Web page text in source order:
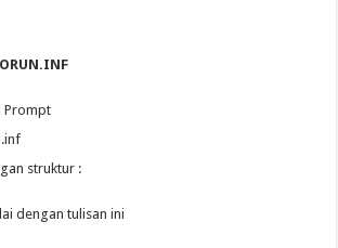
Prompt
struktur :
dengan tulisan ini